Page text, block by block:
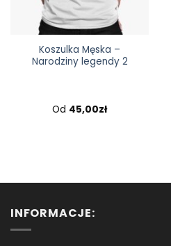
Koszulka Męska –
Narodziny legendy 2
Od 45,00zł
INFORMACJE: